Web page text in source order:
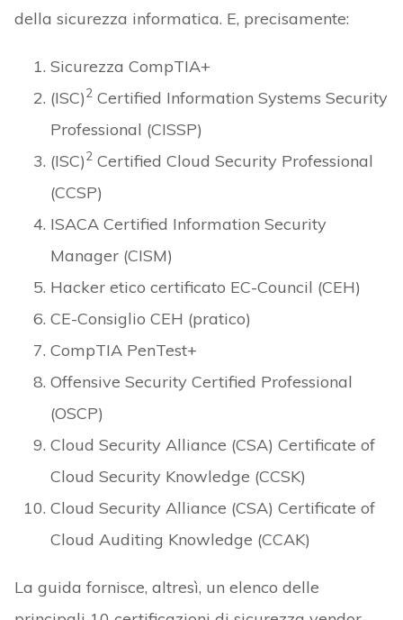
della sicurezza informatica. E, precisamente:
Sicurezza CompTIA+
(ISC)2Certified Information Systems Security
Professional (CISSP)
(ISC)2Certified Cloud Security Professional
(CCSP)
ISACA Certified Information Security
Manager (CISM)
Hacker etico certificato EC-Council (CEH)
CE-Consiglio CEH (pratico)
CompTIA PenTest+
Offensive Security Certified Professional
(OSCP)
Cloud Security Alliance (CSA) Certificate of
Cloud Security Knowledge (CCSK)
Cloud Security Alliance (CSA) Certificate of
Cloud Auditing Knowledge (CCAK)
La guida fornisce, altresì, un elenco delle